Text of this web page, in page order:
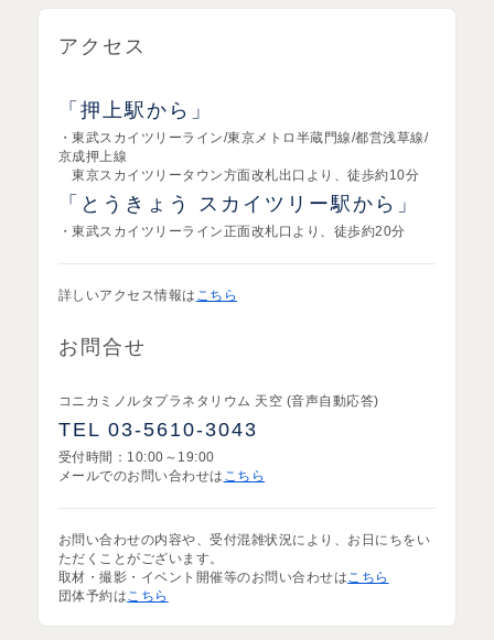
アクセス
「押上駅から」
・東武スカイツリーライン/東京メトロ半蔵門線/都営浅草線/
京成押上線
東京スカイツリータウン方面改札出口より、徒歩約10分
「とうきょう スカイツリー駅から」
・東武スカイツリーライン正面改札口より、徒歩約20分
詳しいアクセス情報は こちら
お問合せ
コニカミノルタプラネタリウム 天空 (音声自動応答)
TEL 03-5610-3043
受付時間：10:00～19:00
メールでのお問い合わせは こちら
お問い合わせの内容や、受付混雑状況により、お日にちをい
ただくことがございます。
取材・撮影・イベント開催等のお問い合わせはこちら
団体予約はこちら